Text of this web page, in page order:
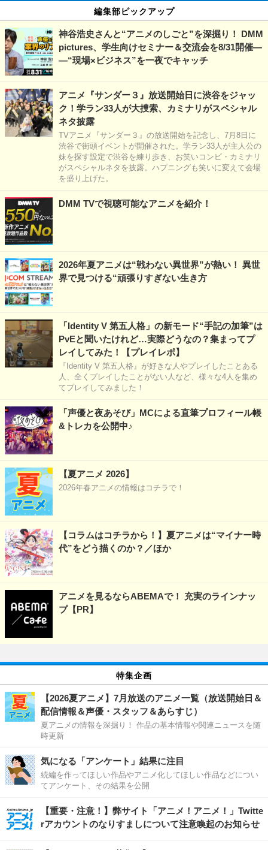
編集部ピックアップ
神谷浩史さんと“アニメのしごと”を深掘り！ DMM
pictures、学生向けセミナー＆交流会を8/31開催―
―“現場×ビジネス”を一夜でキャッチ
アニメ『サンダー３』放送開始日に渋谷をジャッ
ク！学ラン33人が大捜索、カミナリがスペシャル
ネタ披露
TVアニメ『サンダー３』の放送開始を記念し、7月8日に
渋谷で街頭イベントが開催された。学ラン33人が主人公の
妹を探す設定で渋谷を練り歩き、お笑いコンビ・カミナリ
がスペシャルネタを披露。ハプニングも笑いに変えて会場
を盛り上げた。
DMM TVで視聴可能なアニメを紹介！
2026年夏アニメは“戦わない異世界”が熱い！ 異世
界で見つける“頑張りすぎない生き方
「Identity V 第五人格」の新モード“手記の加筆”は
PvEと聞いたけれど…実際どうなの？集まってプ
レイしてみた！【プレイレポ】
『Identity V 第五人格』が好きな人やプレイしたことある
人、全くプレイしたことがない人など、様々な4人を集め
てプレイしてみました！
「声優と夜あそび」MCによる直筆プロフィール帳
&トレカを公開中♪
【夏アニメ 2026】
2026年春アニメの情報はコチラで！
【コラムはコチラから！】夏アニメは“マイナー時
代”をどう描くのか？／ほか
アニメを見るならABEMAで！ 充実のラインナッ
プ【PR】
特集企画
【2026夏アニメ】7月放送のアニメ一覧（放送開始日＆
配信情報＆声優・スタッフ＆あらすじ）
夏アニメの情報を深掘り！ 作品の基本情報や関連ニュースを随
時更新
気になる「アンケート」結果に注目
続編を作ってほしい作品やアニメ化してほしい作品などについ
てアンケート、その結果を公開
【重要・注意！】弊サイト「アニメ！アニメ！」Twitte
rアカウントのなりすましについて注意喚起のお知らせ